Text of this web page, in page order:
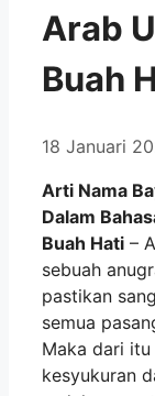
Arab
Buah
18 Januari
Arti Nama
Dalam
Buah Hati –
sebuah
pastikan
semua
Maka dari
kesyukuran